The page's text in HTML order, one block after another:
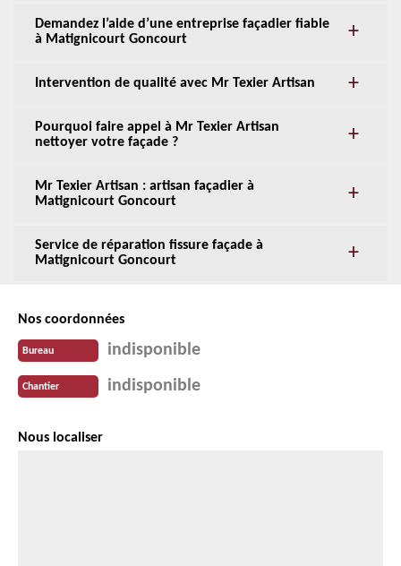
Demandez l’aide d’une entreprise façadier fiable
à Matignicourt Goncourt
Intervention de qualité avec Mr Texier Artisan
Pourquoi faire appel à Mr Texier Artisan
nettoyer votre façade ?
Mr Texier Artisan : artisan façadier à
Matignicourt Goncourt
Service de réparation fissure façade à
Matignicourt Goncourt
Nos coordonnées
Bureau indisponible
Chantier indisponible
Nous localiser